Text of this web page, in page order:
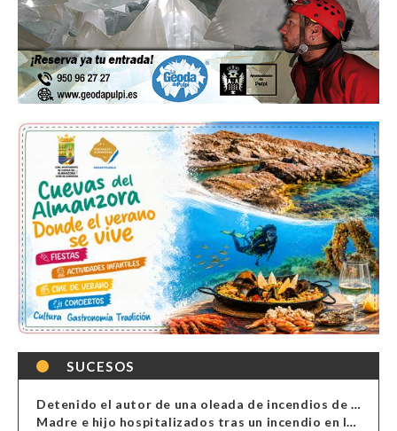
SUCESOS
Detenido el autor de una oleada de incendios de contenedores en Almería
Madre e hijo hospitalizados tras un incendio en la cocina de una vivienda en Almería